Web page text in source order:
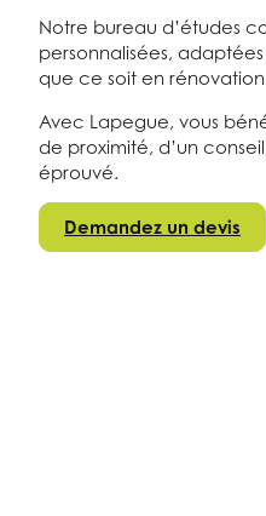
Notre bureau d’études
personnalisées,
que ce soit en
Avec Lapegue, vous
de proximité, d’un
éprouvé.
Demandez un devis